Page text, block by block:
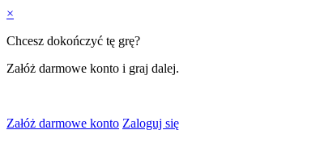
×
Chcesz dokończyć tę grę?
Załóż darmowe konto i graj dalej.
Załóż darmowe konto Zaloguj się